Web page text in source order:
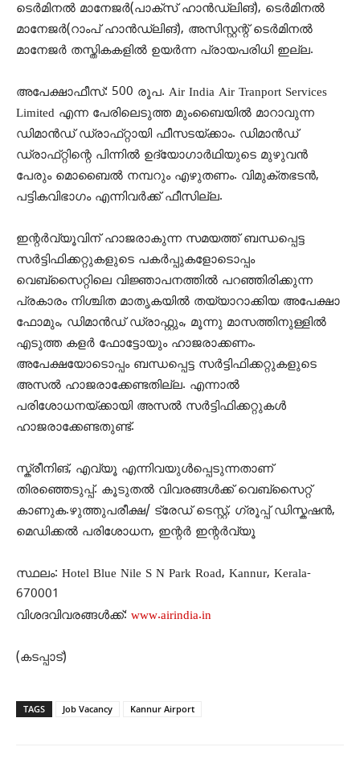
ടെർമിനൽ മാനേജർ(പാക്സ് ഹാൻഡ്‌ലിങ്), ടെർമിനല്‍
മാനേജർ(റാംപ് ഹാൻഡ്‌ലിങ്), അസിസ്റ്റന്റ് ടെർമിനൽ
മാനേജർ തസ്തികകളിൽ ഉയർന്ന പ്രായപരിധി ഇല്ല.
അപേക്ഷാഫീസ്: 500 രൂപ. Air India Air Tranport Services
Limited എന്ന പേരിലെടുത്ത മുംബൈയിൽ മാറാവുന്ന
ഡിമാൻഡ് ഡ്രാഫ്‌റ്റായി ഫീസടയ്‌ക്കാം. ഡിമാൻഡ്
ഡ്രാഫ്‌റ്റിന്റെ പിന്നിൽ ഉദ്യോഗാർഥിയുടെ മുഴുവൻ
പേരും മൊബൈൽ നമ്പറും എഴുതണം. വിമുക്‌തഭടൻ,
പട്ടികവിഭാഗം എന്നിവർക്ക് ഫീസില്ല.
ഇന്റർവ്യൂവിന് ഹാജരാകുന്ന സമയത്ത് ബന്ധപ്പെട്ട
സർട്ടിഫിക്കറ്റുകളുടെ പകർപ്പുകളോടൊപ്പം
വെബ്സൈറ്റിലെ വിജ്ഞാപനത്തിൽ പറഞ്ഞിരിക്കുന്ന
പ്രകാരം നിശ്ചിത മാതൃകയിൽ തയ്യാറാക്കിയ അപേക്ഷാ
ഫോമും, ഡിമാൻഡ് ഡ്രാഫ്റ്റും, മൂന്നു മാസത്തിനുള്ളിൽ
എടുത്ത കളര്‍ ഫോട്ടോയും ഹാജരാക്കണം.
അപേക്ഷയോടൊപ്പം ബന്ധപ്പെട്ട സർട്ടിഫിക്കറ്റുകളുടെ
അസൽ ഹാജരാക്കേണ്ടതില്ല. എന്നാൽ
പരിശോധനയ്ക്കായി അസൽ സർട്ടിഫിക്കറ്റുകൾ
ഹാജരാക്കേണ്ടതുണ്ട്.
സ്ക്രീനിങ്, എവ്യൂ എന്നിവയുൾപ്പെടുന്നതാണ്
തിരഞ്ഞെടുപ്പ്. കൂടുതൽ വിവരങ്ങൾക്ക് വെബ്സൈറ്റ്
കാണുക.ഴുത്തുപരീക്ഷ/ ട്രേഡ് ടെസ്റ്റ്, ഗ്രൂപ്പ് ഡിസ്കഷൻ,
മെഡിക്കൽ പരിശോധന, ഇന്റർ ഇന്റർവ്യൂ
സ്ഥലം: Hotel Blue Nile S N Park Road, Kannur, Kerala-
670001
വിശദവിവരങ്ങൾക്ക്: www.airindia.in
(കടപ്പാട്)
TAGS Job Vacancy Kannur Airport